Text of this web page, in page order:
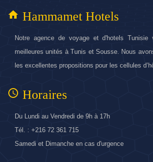
home Hammamet Hotels
Notre agence de voyage et d'hotels Tunisie
meilleures unités à Tunis et Sousse. Nous
les excellentes propositions pour les cellules
access_time Horaires
Du Lundi au Vendredi de 9h à 17h
Tél. : +216 72 361 715
Samedi et Dimanche en cas d'urgence